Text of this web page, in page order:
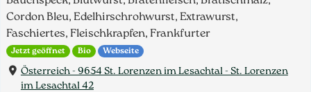
Cordon Bleu, Edelhirschrohwurst, Extrawurst,
Faschiertes, Fleischkrapfen, Frankfurter
Jetzt geöffnet Bio Webseite
Österreich - 9654 St. Lorenzen im Lesachtal - St. Lorenzen
im Lesachtal 42